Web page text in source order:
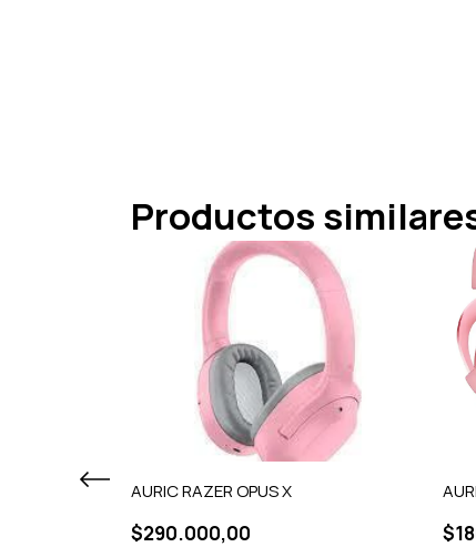
Productos
AURIC RAZER OPUS X
$290.000,00